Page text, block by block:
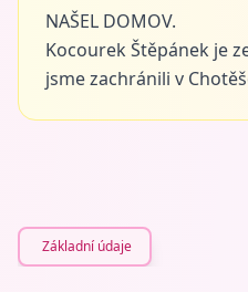
NAŠEL DOMOV.
Kocourek Štěpánek je
jsme zachránili v
Základní údaje